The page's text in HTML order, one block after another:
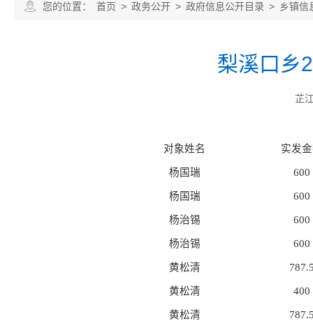
您的位置： 首页 > 政务公开 > 政府信息公开目录 > 乡镇信
梨溪口乡
芷
对象姓名 实发
杨国瑞 600
杨国瑞 600
杨治锡 600
杨治锡 600
黄松清
黄松清 400
黄松清